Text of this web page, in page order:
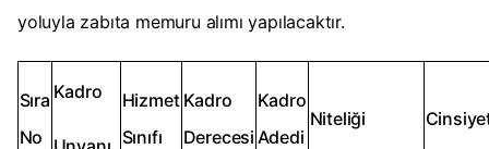
yoluyla zabıta memuru alımı yapılacaktır.
Sıra
No
Kadro
Hizmet
Sınıfı
Kadro
Derecesi
Kadro
Adedi
Niteliği